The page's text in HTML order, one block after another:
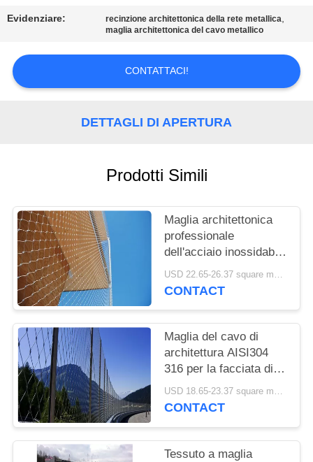
RICHIEDA
CITAZIONE
PRIVACY
POLICY
Evidenziare: recinzione architettonica della rete metallica,
maglia architettonica del cavo metallico
CONTATTACI!
DETTAGLI DI APERTURA
Prodotti Simili
Maglia architettonica
professionale
dell'acciaio inossidabile
resistente alla
corrosione per le
USD 22.65-26.37 square meters MOQ:10 metri quadrati
CONTACT
Maglia del cavo di
architettura AISI304
316 per la facciata di
costruzione e l'anti
maglia di caduta
USD 18.65-23.37 square meters MOQ:10 metri quadrati
CONTACT
Tessuto a maglia